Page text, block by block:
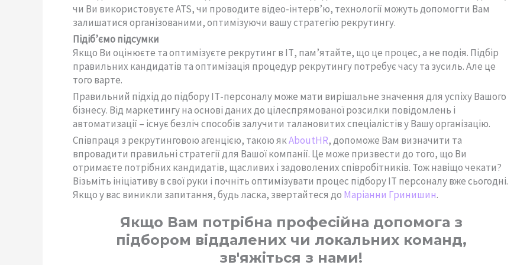
чи Ви використовуєте ATS, чи проводите відео-інтерв’ю, технології можуть допомогти Вам
залишатися організованими, оптимізуючи вашу стратегію рекрутингу.
Підіб’ємо підсумки
Якщо Ви оцінюєте та оптимізуєте рекрутинг в ІТ, пам’ятайте, що це процес, а не подія. Підбір
правильних кандидатів та оптимізація процедур рекрутингу потребує часу та зусиль. Але це
того варте.
Правильний підхід до підбору ІТ-персоналу може мати вирішальне значення для успіху Вашого
бізнесу. Від маркетингу на основі даних до цілеспрямованої розсилки повідомлень і
автоматизації – існує безліч способів залучити талановитих спеціалістів у Вашу організацію.
Співпраця з рекрутинговою агенцією, такою якAboutHR, допоможе Вам визначити та
впровадити правильні стратегії для Вашої компанії. Це може призвести до того, що Ви
отримаєте потрібних кандидатів, щасливих і задоволених співробітників. Тож навіщо чекати?
Візьміть ініціативу в свої руки і почніть оптимізувати процес підбору ІТ персоналу вже сьогодні.
Якщо у вас виникли запитання, будь ласка, звертайтеся до Маріанни Гринишин.
Якщо Вам потрібна професійна допомога з
підбором віддалених чи локальних команд,
зв'яжіться з нами!